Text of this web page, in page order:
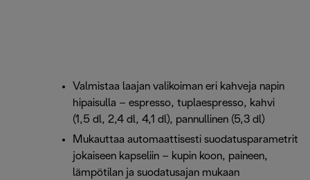
Valmistaa laajan valikoiman eri kahveja napin
hipaisulla – espresso, tuplaespresso, kahvi
(1,5 dl, 2,4 dl, 4,1 dl), pannullinen (5,3 dl)
Mukauttaa automaattisesti suodatusparametrit
jokaiseen kapseliin – kupin koon, paineen,
lämpötilan ja suodatusajan mukaan